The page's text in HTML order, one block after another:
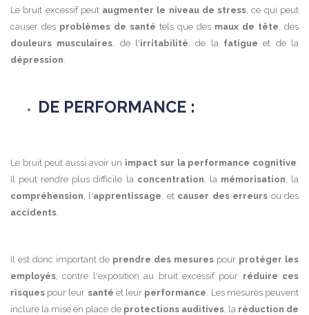
Le bruit excessif peut augmenter le niveau de stress , ce qui peut
causer des problèmes de santé tels que des maux de tête , des
douleurs musculaires , de l'irritabilité , de la fatigue et de la
dépression
DE PERFORMANCE :
Le bruit peut aussi avoir un impact sur la performance cognitive
Il peut rendre plus difficile la concentration , la mémorisation , la
compréhension , l'apprentissage , et causer des erreurs ou des
accidents
Il est donc important de prendre des mesures pour protéger les
employés , contre l'exposition au bruit excessif pour réduire ces
risques pour leur santé et leur performance . Les mesures peuvent
inclure la mise en place de protections auditives, la réduction de